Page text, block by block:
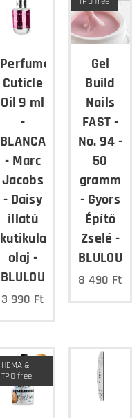
Perfumed
Cuticle
Oil 9 ml
-
BLANCA
- Marc
Jacobs
- Daisy
illatú
kutikula
olaj -
BLULOU
3 990 Ft
Gel
Build
Nails
FAST -
No. 94 -
50
gramm
- Gyors
Építő
Zselé -
BLULOU
8 490 Ft
HEMA &
TPO free